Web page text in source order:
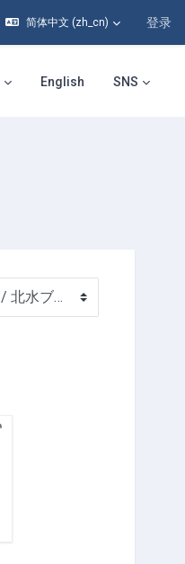
简体中文 ‎(zh_cn)‎ 登录
English SNS